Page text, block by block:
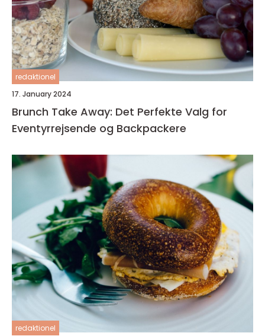
redaktionel
17. January 2024
Brunch Take Away: Det Perfekte Valg for
Eventyrrejsende og Backpackere
redaktionel